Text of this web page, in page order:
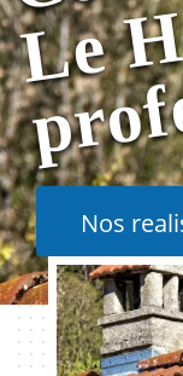
Nos